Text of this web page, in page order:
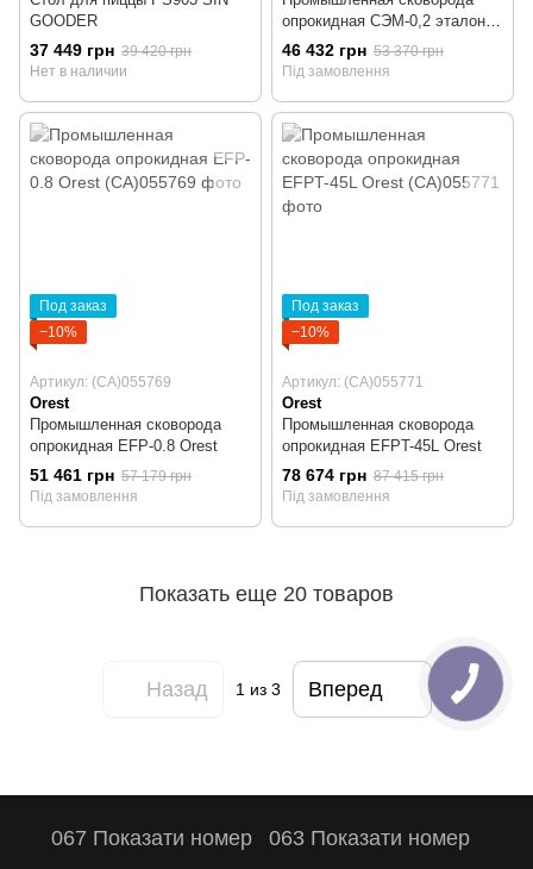
GOODER
37 449 грн 39 420 грн
Нет в наличии
опрокидная СЭМ-0,2 эталон
Эфес
46 432 грн 53 370 грн
Під замовлення
Под заказ
−10%
Артикул: (CA)055769
Orest
Промышленная сковорода
опрокидная EFP-0.8 Orest
51 461 грн 57 179 грн
Під замовлення
Под заказ
−10%
Артикул: (CA)055771
Orest
Промышленная сковорода
опрокидная EFPT-45L Orest
78 674 грн 87 415 грн
Під замовлення
Показать еще 20 товаров
Назад 1из 3 Вперед
067 Показати номер
063 Показати номер